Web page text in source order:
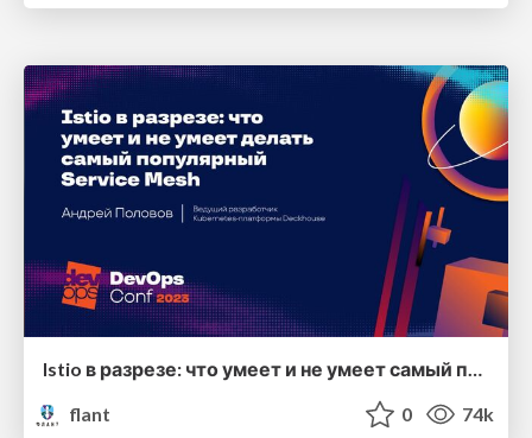
Istio в разрезе: что умеет и не умеет самый популярный Service Mesh
flant
0 74k